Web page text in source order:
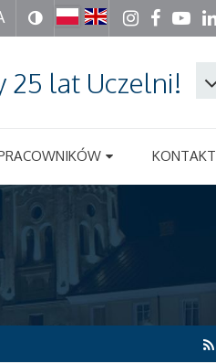
25 lat Uczelni!
KONTAKT